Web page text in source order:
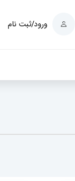
ورود/ثبت نام